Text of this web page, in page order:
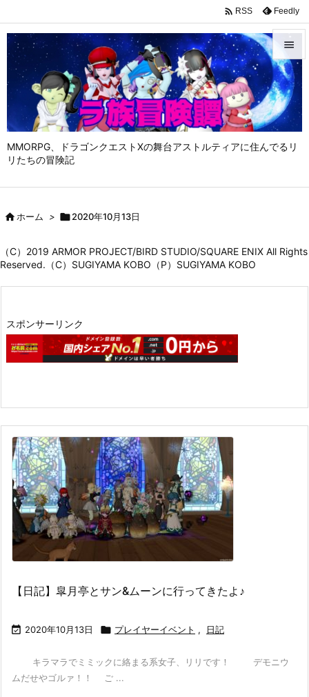
MMORPG、ドラゴンクエストⅩの舞台アストルティアに住んでるリ
リたちの冒険記


メニュ

サイド

 RSS Feedly
ホーム > 2020年10月13日
（C）2019 ARMOR PROJECT/BIRD STUDIO/SQUARE ENIX All Rights
Reserved.（C）SUGIYAMA KOBO（P）SUGIYAMA KOBO
スポンサーリンク
【日記】皐月亭とサン&ムーンに行ってきたよ♪
 2020年10月13日  プレイヤーイベント , 日記
キラマラでミミックに絡まる系女子、リリです！ デモニウ
ムだせやゴルァ！！ ご ...